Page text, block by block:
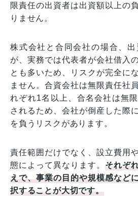
限責任の出資者は出資額以上の
りません。
株式会社と合同会社の場合、
が、実務では代表者が会社借入
とも多いため、リスクが完全に
ません。合資会社は無限責任社
れぞれ1名以上、合名会社は無
されるため、会社が倒産した際
を負うリスクがあります。
責任範囲だけでなく、設立費用
態によって異なります。それぞ
えで、事業の目的や規模感など
択することが大切です。